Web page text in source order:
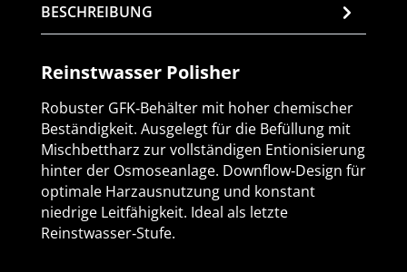
BESCHREIBUNG
Reinstwasser Polisher
Robuster GFK‑Behälter mit hoher chemischer
Beständigkeit. Ausgelegt für die Befüllung mit
Mischbettharz zur vollständigen Entionisierung
hinter der Osmoseanlage. Downflow‑Design für
optimale Harzausnutzung und konstant
niedrige Leitfähigkeit. Ideal als letzte
Reinstwasser‑Stufe.